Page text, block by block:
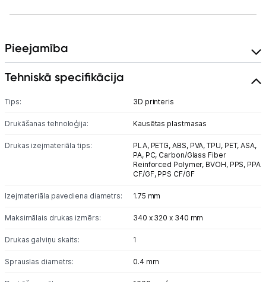
Blogs
Piegāde un apmaksa
Tehnikas izvešana
Uzņēmumiem
Tet pakalpojumi
Informācija
Pieejamība
Tehniskā specifikācija
Tips: 3D printeris
Drukāšanas tehnoloģija: Kausētas plastmasas
Drukas izejmateriāla tips: PLA, PETG,ABS, PVA,TPU, PET,ASA,
PA, PC, Carbon/Glass Fiber
Reinforced Polymer, BVOH, PPS, PPA
CF/GF, PPS CF/GF
Izejmateriāla pavediena diametrs: 1.75 mm
Maksimālais drukas izmērs: 340 x 320 x 340 mm
Drukas galviņu skaits: 1
Sprauslas diametrs: 0.4 mm